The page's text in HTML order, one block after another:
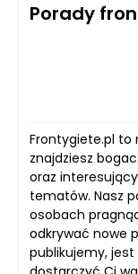
Porady
Frontygiete.pl to
znajdziesz
oraz
tematów. Nasz
osobach
odkrywać nowe
publikujemy,